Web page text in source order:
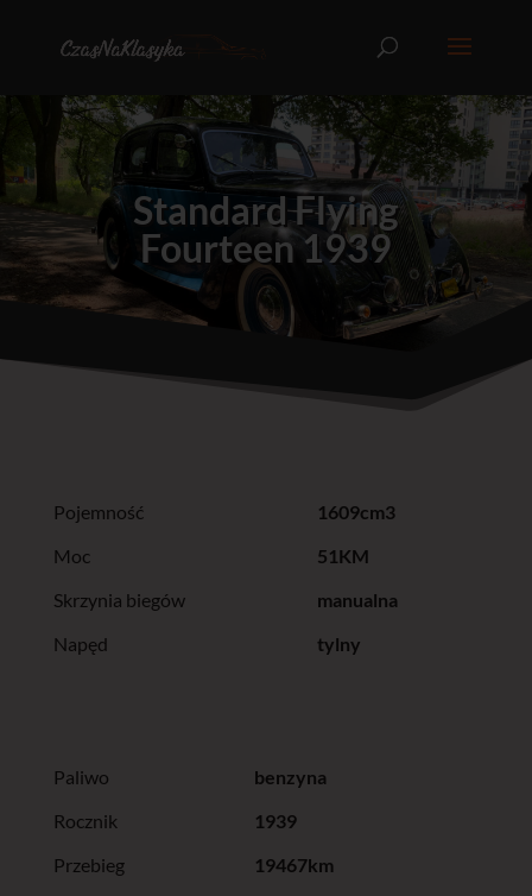
Standard Flying
Fourteen 1939
Pojemność
1609cm3
Moc
51KM
Skrzynia biegów
manualna
Napęd
tylny
Paliwo
benzyna
Rocznik
1939
Przebieg
19467km